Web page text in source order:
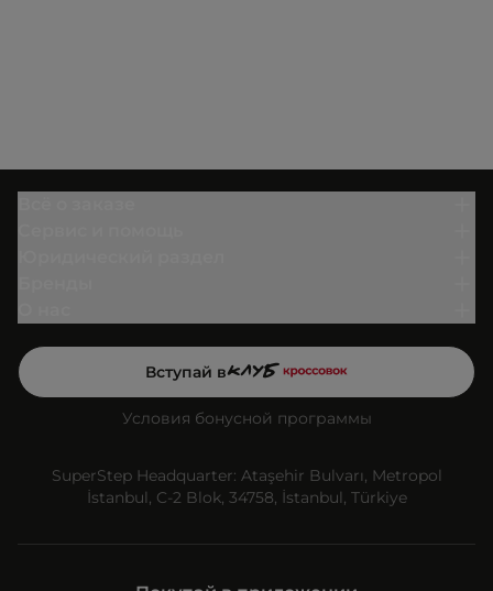
Вступай в
Условия бонусной программы
SuperStep Headquarter: Ataşehir Bulvarı, Metropol
İstanbul, C-2 Blok, 34758, İstanbul, Türkiye